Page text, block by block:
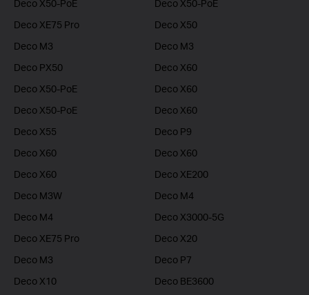
Deco X50-PoE
Deco X50-PoE
Deco XE75 Pro
Deco X50
Deco M3
Deco M3
Deco PX50
Deco X60
Deco X50-PoE
Deco X60
Deco X50-PoE
Deco X60
Deco X55
Deco P9
Deco X60
Deco X60
Deco X60
Deco XE200
Deco M3W
Deco M4
Deco M4
Deco X3000-5G
Deco XE75 Pro
Deco X20
Deco M3
Deco P7
Deco X10
Deco BE3600